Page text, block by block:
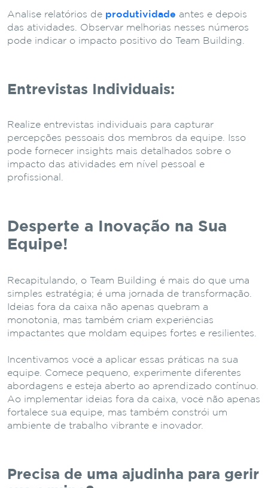
Analise relatórios de produtividade antes e depois
das atividades. Observar melhorias nesses números
pode indicar o impacto positivo do Team Building.
Entrevistas Individuais:
Realize entrevistas individuais para capturar
percepções pessoais dos membros da equipe. Isso
pode fornecer insights mais detalhados sobre o
impacto das atividades em nível pessoal e
profissional.
Desperte a Inovação na Sua
Equipe!
Recapitulando, o Team Building é mais do que uma
simples estratégia; é uma jornada de transformação.
Ideias fora da caixa não apenas quebram a
monotonia, mas também criam experiências
impactantes que moldam equipes fortes e resilientes.
Incentivamos você a aplicar essas práticas na sua
equipe. Comece pequeno, experimente diferentes
abordagens e esteja aberto ao aprendizado contínuo.
Ao implementar ideias fora da caixa, você não apenas
fortalece sua equipe, mas também constrói um
ambiente de trabalho vibrante e inovador.
Precisa de uma ajudinha para gerir